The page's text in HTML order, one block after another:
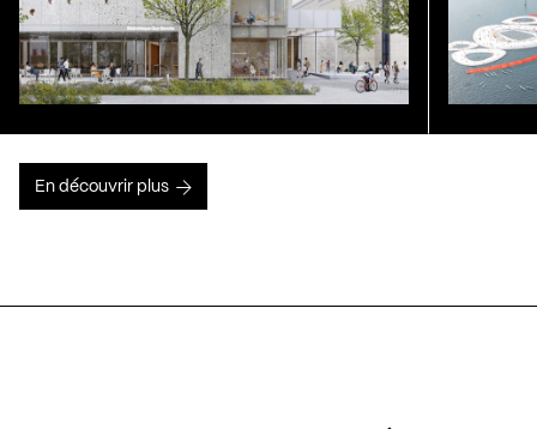
En découvrir plus